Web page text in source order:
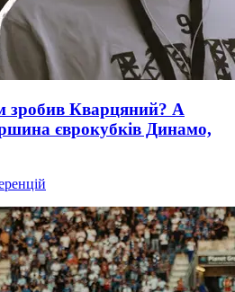
Кварцяний? А
єврокубків Динамо,